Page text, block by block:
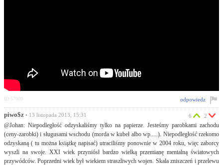
odpowiedz
ID:57609
piwo$z • 13 listopada 2013, 15:31
@Johan: Niepodległość odzyskaliśmy tylko na papierze. Jesteśmy parobkami zachodu
(ceny-zarobki) i sługusami wschodu (morda w kubeł albo wp.....). Niepodległość rzekomo
odzyskaną ( tu można książkę napisać) utraciliśmy ponownie w 2004 roku, więc zaborcy
wyszli na swoje. XXI wiek przyniósł bardzo wielką przemianę mentalną światowych
przywódców. Poprzedni wiek był wiekiem straszliwych wojen. Skala zniszczeń i przelewu
6 2